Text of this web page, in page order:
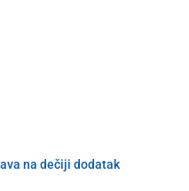
na dečiji dodatak